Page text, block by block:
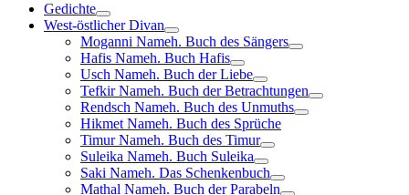
Gedichte
West-östlicher Divan
Moganni Nameh. Buch des Sängers
Hafis Nameh. Buch Hafis
Usch Nameh. Buch der Liebe
Tefkir Nameh. Buch der Betrachtungen
Rendsch Nameh. Buch des Unmuths
Hikmet Nameh. Buch des Sprüche
Timur Nameh. Buch des Timur
Suleika Nameh. Buch Suleika
Saki Nameh. Das Schenkenbuch
Mathal Nameh. Buch der Parabeln